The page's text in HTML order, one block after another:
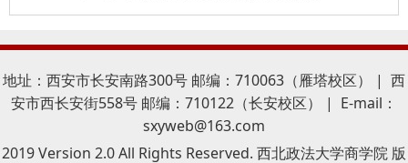
地址：西安市长安南路300号 邮编：710063（雁塔校区） | 西
安市西长安街558号 邮编：710122（长安校区） | E-mail：
sxyweb@163.com
2019 Version 2.0 All Rights Reserved. 西北政法大学商学院 版